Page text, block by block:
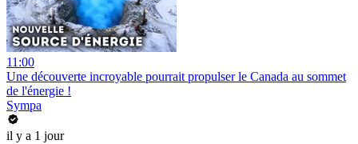
11:00
Une découverte incroyable pourrait propulser le Canada au sommet
de l'énergie !
Sympa
il y a 1 jour